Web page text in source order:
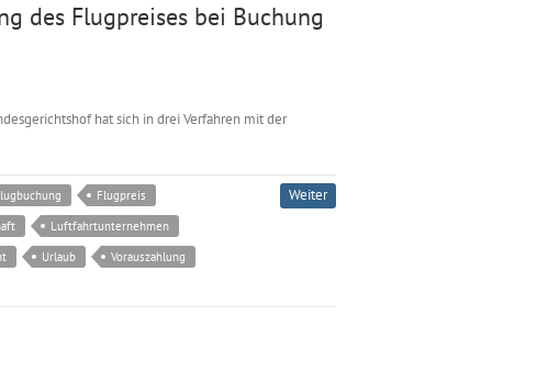
des Flugpreises bei Buchung
hat sich in drei Verfahren mit der
Flugpreis
Luftfahrtunternehmen
Urlaub
Vorauszahlung
Weiter